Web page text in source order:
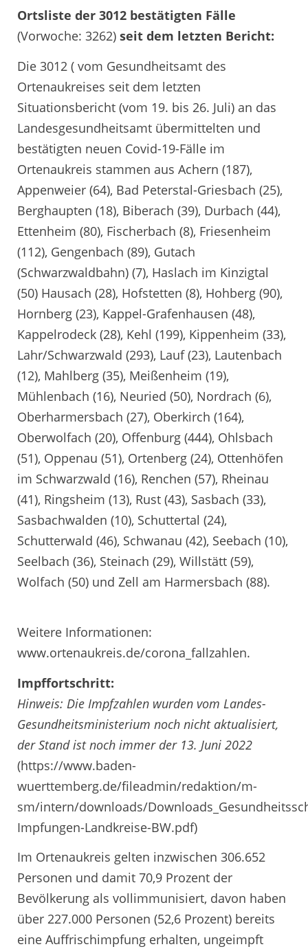
Ortsliste der 3012 bestätigten Fälle
(Vorwoche: 3262) seit dem letzten Bericht:
Die 3012 ( vom Gesundheitsamt des
Ortenaukreises seit dem letzten
Situationsbericht (vom 19. bis 26. Juli) an das
Landesgesundheitsamt übermittelten und
bestätigten neuen Covid-19-Fälle im
Ortenaukreis stammen aus Achern (187),
Appenweier (64), Bad Peterstal-Griesbach (25),
Berghaupten (18), Biberach (39), Durbach (44),
Ettenheim (80), Fischerbach (8), Friesenheim
(112), Gengenbach (89), Gutach
(Schwarzwaldbahn) (7), Haslach im Kinzigtal
(50) Hausach (28), Hofstetten (8), Hohberg (90),
Hornberg (23), Kappel-Grafenhausen (48),
Kappelrodeck (28), Kehl (199), Kippenheim (33),
Lahr/Schwarzwald (293), Lauf (23), Lautenbach
(12), Mahlberg (35), Meißenheim (19),
Mühlenbach (16), Neuried (50), Nordrach (6),
Oberharmersbach (27), Oberkirch (164),
Oberwolfach (20), Offenburg (444), Ohlsbach
(51), Oppenau (51), Ortenberg (24), Ottenhöfen
im Schwarzwald (16), Renchen (57), Rheinau
(41), Ringsheim (13), Rust (43), Sasbach (33),
Sasbachwalden (10), Schuttertal (24),
Schutterwald (46), Schwanau (42), Seebach (10),
Seelbach (36), Steinach (29), Willstätt (59),
Wolfach (50) und Zell am Harmersbach (88).
Weitere Informationen:
www.ortenaukreis.de/corona_fallzahlen.
Impffortschritt:
Hinweis: Die Impfzahlen wurden vom Landes-
Gesundheitsministerium noch nicht aktualisiert,
der Stand ist noch immer der 13. Juni 2022
(https://www.baden-
wuerttemberg.de/fileadmin/redaktion/m-
sm/intern/downloads/
Impfungen-Landkreise-BW.pdf)
Im Ortenaukreis gelten inzwischen 306.652
Personen und damit 70,9 Prozent der
Bevölkerung als vollimmunisiert, davon haben
über 227.000 Personen (52,6 Prozent) bereits
eine Auffrischimpfung erhalten, ungeimpft